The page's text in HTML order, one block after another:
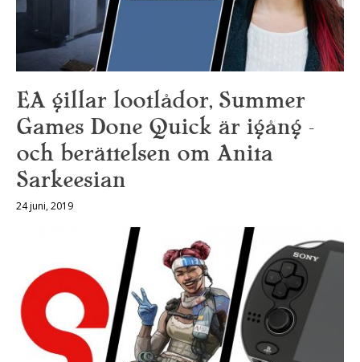
EA gillar lootlådor, Summer
Games Done Quick är igång –
och berättelsen om Anita
Sarkeesian
24 juni, 2019